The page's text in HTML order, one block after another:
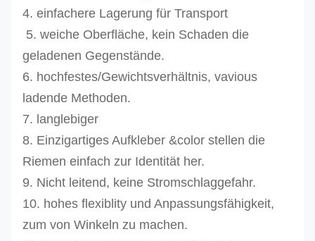
RES-
H-15T
RES-
H-20T
RES-
H-30T
15
20
30
Orange
Orange
Orange
44
64
RES-
H-50T
RES-
H-
100T
50
100
Orange
Orange
84
4. einfachere Lagerung für Transport
5. weiche Oberfläche, kein Schaden die
geladenen Gegenstände.
6. hochfestes/Gewichtsverhältnis, vavious
ladende Methoden.
7. langlebiger
8. Einzigartiges Aufkleber &color stellen die
Riemen einfach zur Identität her.
9. Nicht leitend, keine Stromschlaggefahr.
10. hohes flexiblity und Anpassungsfähigkeit,
zum von Winkeln zu machen.